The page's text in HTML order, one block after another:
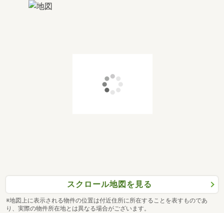
スクロール地図を見る
※地図上に表示される物件の位置は付近住所に所在することを表すものであ
り、実際の物件所在地とは異なる場合がございます。